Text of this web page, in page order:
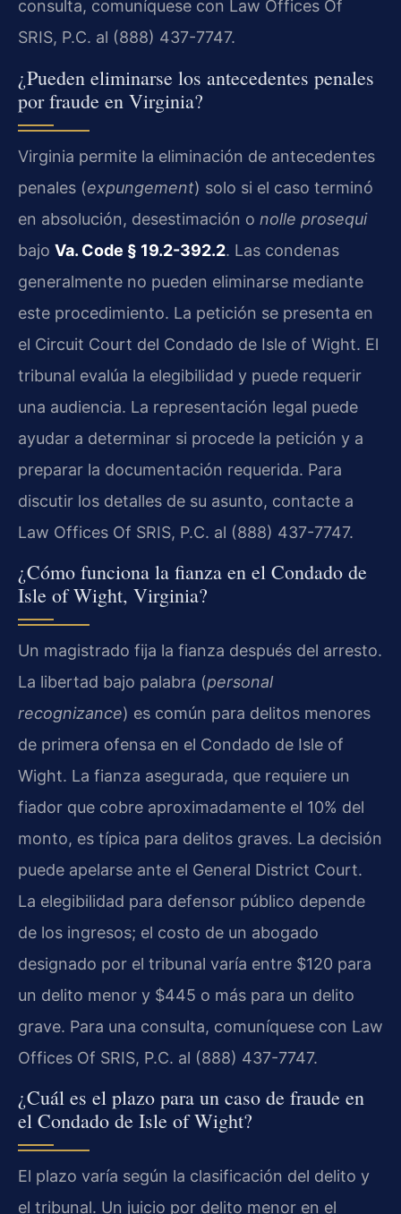
consulta, comuníquese con Law Offices Of
SRIS, P.C. al (888) 437-7747.
¿Pueden eliminarse los antecedentes penales
por fraude en Virginia?
Virginia permite la eliminación de antecedentes
penales (expungement) solo si el caso terminó
en absolución, desestimación o nolle prosequi
bajo Va. Code § 19.2-392.2. Las condenas
generalmente no pueden eliminarse mediante
este procedimiento. La petición se presenta en
el Circuit Court del Condado de Isle of Wight. El
tribunal evalúa la elegibilidad y puede requerir
una audiencia. La representación legal puede
ayudar a determinar si procede la petición y a
preparar la documentación requerida. Para
discutir los detalles de su asunto, contacte a
Law Offices Of SRIS, P.C. al (888) 437-7747.
¿Cómo funciona la fianza en el Condado de
Isle of Wight, Virginia?
Un magistrado fija la fianza después del arresto.
La libertad bajo palabra (personal
recognizance) es común para delitos menores
de primera ofensa en el Condado de Isle of
Wight. La fianza asegurada, que requiere un
fiador que cobre aproximadamente el 10% del
monto, es típica para delitos graves. La decisión
puede apelarse ante el General District Court.
La elegibilidad para defensor público depende
de los ingresos; el costo de un abogado
designado por el tribunal varía entre $120 para
un delito menor y $445 o más para un delito
grave. Para una consulta, comuníquese con Law
Offices Of SRIS, P.C. al (888) 437-7747.
¿Cuál es el plazo para un caso de fraude en
el Condado de Isle of Wight?
El plazo varía según la clasificación del delito y
el tribunal. Un juicio por delito menor en el